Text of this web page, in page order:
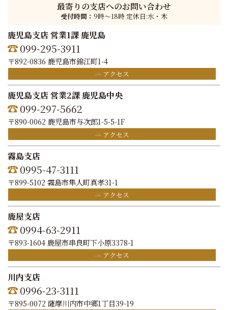
最寄りの支店へのお問い合わせ
受付時間： 9時〜18時 定休日:水・木
鹿児島支店 営業1課 鹿児島
099-295-3911
〒892-0836 鹿児島市錦江町1-4
アクセス
鹿児島支店 営業2課 鹿児島中央
099-297-5662
〒890-0062 鹿児島市与次郎1-5-5-1F
アクセス
霧島支店
0995-47-3111
〒899-5102 霧島市隼人町真孝31-1
アクセス
鹿屋支店
0994-63-2911
〒893-1604 鹿屋市串良町下小原3378-1
アクセス
川内支店
0996-23-3111
〒895-0072 薩摩川内市中郷1丁目39-19